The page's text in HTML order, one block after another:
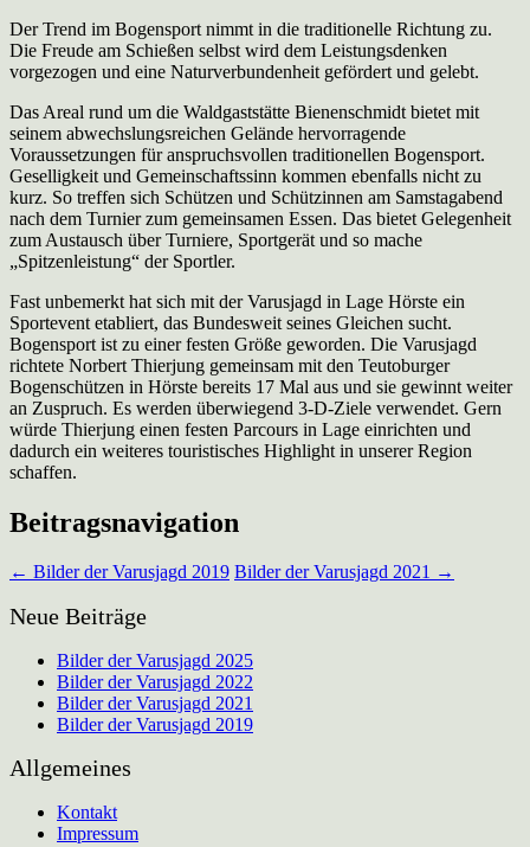
Der Trend im Bogensport nimmt in die traditionelle Richtung zu.
Die Freude am Schießen selbst wird dem Leistungsdenken
vorgezogen und eine Naturverbundenheit gefördert und gelebt.
Das Areal rund um die Waldgaststätte Bienenschmidt bietet mit
seinem abwechslungsreichen Gelände hervorragende
Voraussetzungen für anspruchsvollen traditionellen Bogensport.
Geselligkeit und Gemeinschaftssinn kommen ebenfalls nicht zu
kurz. So treffen sich Schützen und Schützinnen am Samstagabend
nach dem Turnier zum gemeinsamen Essen. Das bietet Gelegenheit
zum Austausch über Turniere, Sportgerät und so mache
„Spitzenleistung“ der Sportler.
Fast unbemerkt hat sich mit der Varusjagd in Lage Hörste ein
Sportevent etabliert, das Bundesweit seines Gleichen sucht.
Bogensport ist zu einer festen Größe geworden. Die Varusjagd
richtete Norbert Thierjung gemeinsam mit den Teutoburger
Bogenschützen in Hörste bereits 17 Mal aus und sie gewinnt weiter
an Zuspruch. Es werden überwiegend 3-D-Ziele verwendet. Gern
würde Thierjung einen festen Parcours in Lage einrichten und
dadurch ein weiteres touristisches Highlight in unserer Region
schaffen.
Beitragsnavigation
← Bilder der Varusjagd 2019 Bilder der Varusjagd 2021 →
Neue Beiträge
Bilder der Varusjagd 2025
Bilder der Varusjagd 2022
Bilder der Varusjagd 2021
Bilder der Varusjagd 2019
Allgemeines
Kontakt
Impressum